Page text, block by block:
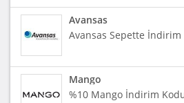
Avansas
Avansas Sepette İndirim
Mango
%10 Mango İndirim